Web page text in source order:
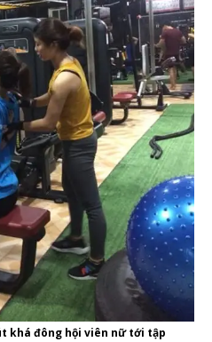
khá đông hội viên nữ tới tập